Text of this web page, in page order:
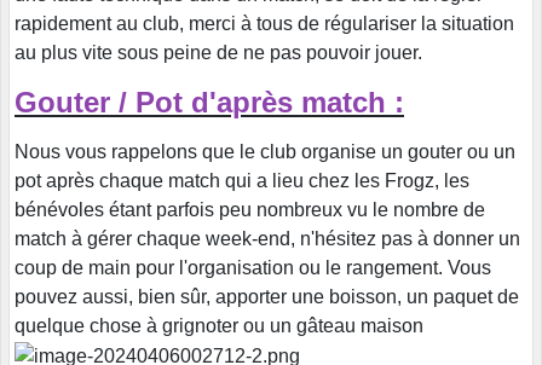
rapidement au club, merci à tous de régulariser la situation
au plus vite sous peine de ne pas pouvoir jouer.
Gouter / Pot d'après match :
Nous vous rappelons que le club organise un gouter ou un
pot après chaque match qui a lieu chez les Frogz, les
bénévoles étant parfois peu nombreux vu le nombre de
match à gérer chaque week-end, n'hésitez pas à donner un
coup de main pour l'organisation ou le rangement. Vous
pouvez aussi, bien sûr, apporter une boisson, un paquet de
quelque chose à grignoter ou un gâteau maison